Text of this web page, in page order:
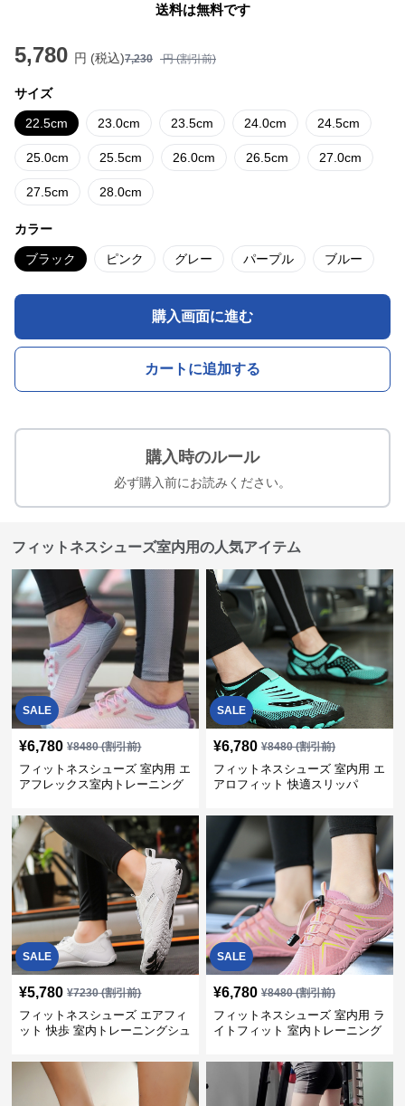
送料は無料です
5,780 円 (税込)7,230 円 (割引前)
サイズ
22.5cm 23.0cm 23.5cm 24.0cm 24.5cm
25.0cm 25.5cm 26.0cm 26.5cm 27.0cm
27.5cm 28.0cm
カラー
ブラック ピンク グレー パープル ブルー
購入画面に進む
カートに追加する
購入時のルール
必ず購入前にお読みください。
フィットネスシューズ室内用の人気アイテム
SALE
¥6,780 ¥8480(割引前)
フィットネスシューズ 室内用 エ
アフレックス室内トレーニング
SALE
¥6,780 ¥8480(割引前)
フィットネスシューズ 室内用 エ
アロフィット 快適スリッパ
SALE
¥5,780 ¥7230(割引前)
フィットネスシューズ エアフィ
ット 快歩 室内トレーニングシュ
SALE
¥6,780 ¥8480(割引前)
フィットネスシューズ 室内用 ラ
イトフィット 室内トレーニング